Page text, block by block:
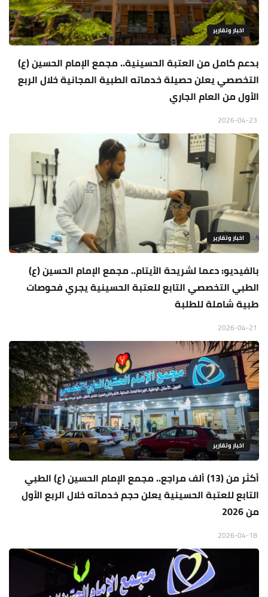
اخبار وتقارير
بدعم كامل من العتبة الحسينية.. مجمع الإمام الحسين (ع)
التخصصي يعلن حصيلة خدماته الطبية المجانية خلال الربع
الأول من العام الجاري
اخبار وتقارير
بالفيديو: دعما لشريحة الأيتام.. مجمع الإمام الحسين (ع)
الطبي التخصصي التابع للعتبة الحسينية يجري فحوصات
طبية شاملة للطلبة
اخبار وتقارير
أكثر من (13) ألف مراجع.. مجمع الإمام الحسين (ع) الطبي
التابع للعتبة الحسينية يعلن حجم خدماته خلال الربع الأول
من 2026